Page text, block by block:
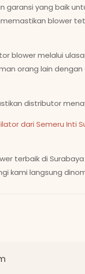
garansi yang baik
blower
blower melalui
orang lain
distributor
dari Semeru Inti
terbaik di
kami langsung